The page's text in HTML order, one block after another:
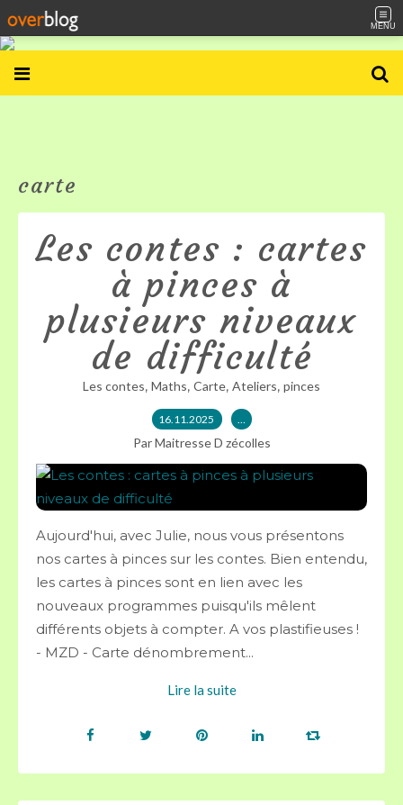
MENU
carte
Les contes : cartes
à pinces à
plusieurs niveaux
de difficulté
Les contes, Maths, Carte, Ateliers, pinces
16.11.2025 …
Par Maitresse D zécolles
Aujourd'hui, avec Julie, nous vous présentons
nos cartes à pinces sur les contes. Bien entendu,
les cartes à pinces sont en lien avec les
nouveaux programmes puisqu'ils mêlent
différents objets à compter. A vos plastifieuses !
- MZD - Carte dénombrement...
Lire la suite